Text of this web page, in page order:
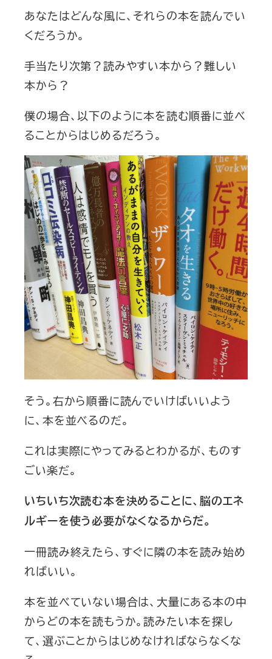
あなたはどんな風に、それらの本を読んでい
くだろうか。
手当たり次第？読みやすい本から？難しい
本から？
僕の場合、以下のように本を読む順番に並べ
ることからはじめるだろう。
そう。右から順番に読んでいけばいいよう
に、本を並べるのだ。
これは実際にやってみるとわかるが、ものす
ごい楽だ。
いちいち次読む本を決めることに、脳のエネ
ルギーを使う必要がなくなるからだ。
一冊読み終えたら、すぐに隣の本を読み始め
ればいい。
本を並べていない場合は、大量にある本の中
からどの本を読もうか。読みたい本を探し
て、選ぶことからはじめなければならなくな